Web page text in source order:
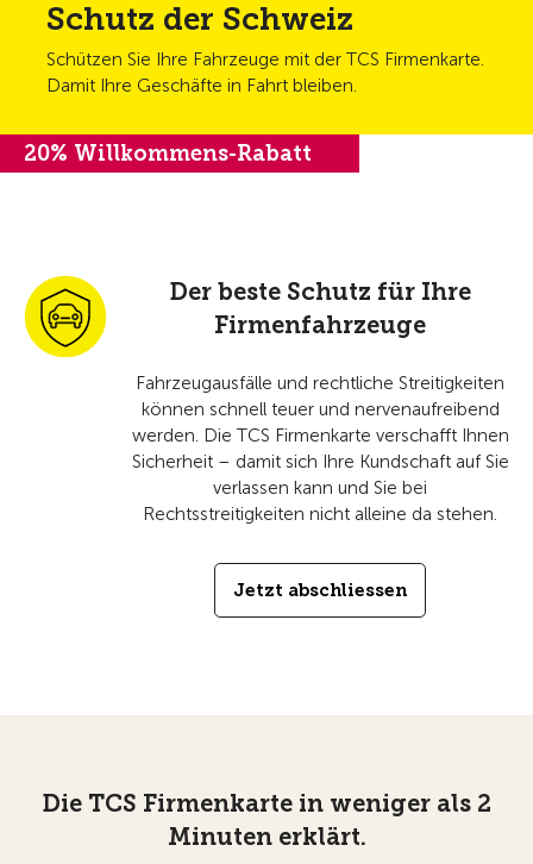
Schutz der Schweiz
Schützen Sie Ihre Fahrzeuge mit der TCS Firmenkarte.
Damit Ihre Geschäfte in Fahrt bleiben.
20% Willkommens-Rabatt
Der beste Schutz für Ihre
Firmenfahrzeuge
Fahrzeugausfälle und rechtliche Streitigkeiten
können schnell teuer und nervenaufreibend
werden. Die TCS Firmenkarte verschafft Ihnen
Sicherheit – damit sich Ihre Kundschaft auf Sie
verlassen kann und Sie bei
Rechtsstreitigkeiten nicht alleine da stehen.
Jetzt abschliessen
Die TCS Firmenkarte in weniger als 2
Minuten erklärt.